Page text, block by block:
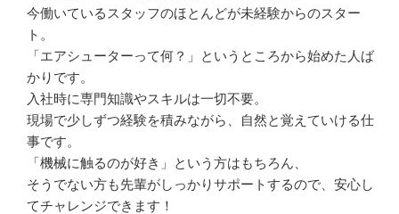
今働いているスタッフのほとんどが未経験からのスター
ト。
「エアシューターって何？」というところから始めた人ば
かりです。
入社時に専門知識やスキルは一切不要。
現場で少しずつ経験を積みながら、自然と覚えていける仕
事です。
「機械に触るのが好き」という方はもちろん、
そうでない方も先輩がしっかりサポートするので、安心し
てチャレンジできます！